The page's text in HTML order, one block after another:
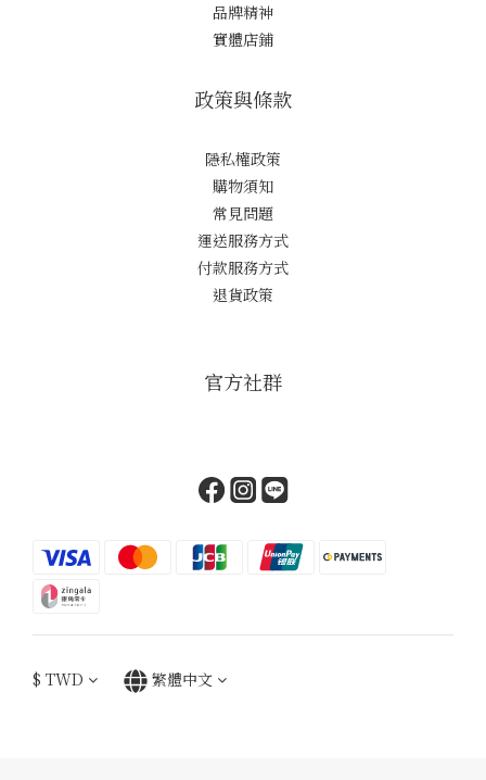
品牌精神
實體店鋪
政策與條款
隱私權政策
購物須知
常見問題
運送服務方式
付款服務方式
退貨政策
官方社群
$ TWD 繁體中文